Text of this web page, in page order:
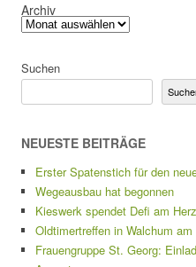
Archiv
Suchen
NEUESTE BEITRÄGE
Erster Spatenstich für den
Wegeausbau hat begonnen
Kieswerk spendet Defi am
Oldtimertreffen in Walchum
Frauengruppe St. Georg: